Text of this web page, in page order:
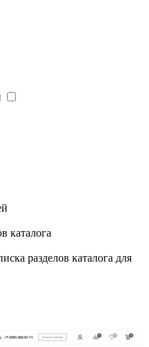
каталога
разделов каталога для